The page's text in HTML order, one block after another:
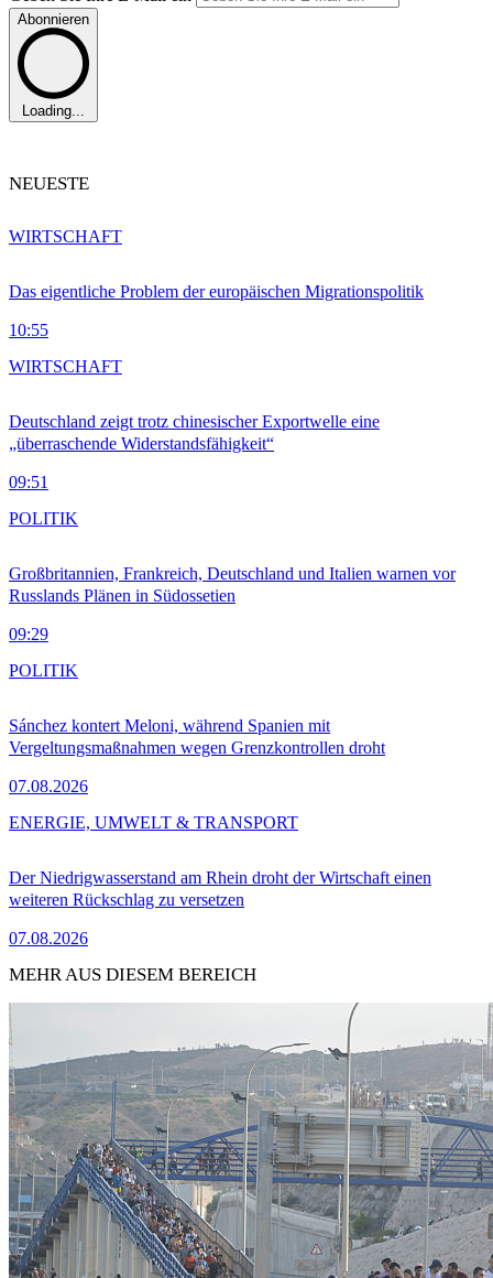
Abonnieren
Loading...
NEUESTE
Das eigentliche Problem der europäischen Migrationspolitik
10:55
WIRTSCHAFT
Deutschland zeigt trotz chinesischer Exportwelle eine
„überraschende Widerstandsfähigkeit“
09:51
WIRTSCHAFT
Großbritannien, Frankreich, Deutschland und Italien warnen vor
Russlands Plänen in Südossetien
09:29
POLITIK
Sánchez kontert Meloni, während Spanien mit
Vergeltungsmaßnahmen wegen Grenzkontrollen droht
07.08.2026
POLITIK
Der Niedrigwasserstand am Rhein droht der Wirtschaft einen
weiteren Rückschlag zu versetzen
07.08.2026
ENERGIE, UMWELT & TRANSPORT
MEHR AUS DIESEM BEREICH